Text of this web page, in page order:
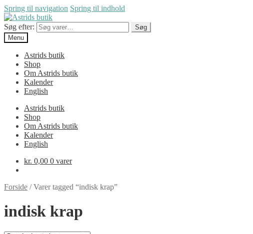
Spring til navigation Spring til indhold
Søg efter:
Søg
Menu
Astrids butik
Shop
Om Astrids butik
Kalender
English
Astrids butik
Shop
Om Astrids butik
Kalender
English
kr. 0,00 0 varer
Forside /Varer tagged “indisk krap”
indisk krap